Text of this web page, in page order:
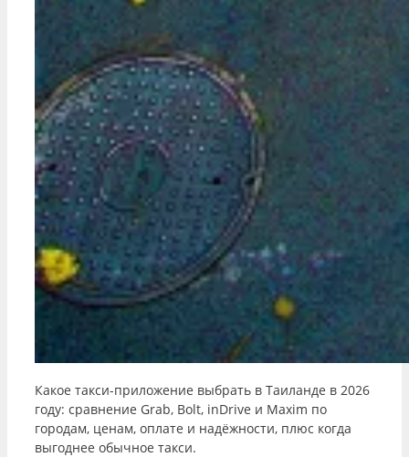
Какое такси-приложение выбрать в Таиланде в 2026
году: сравнение Grab, Bolt, inDrive и Maxim по
городам, ценам, оплате и надёжности, плюс когда
выгоднее обычное такси.